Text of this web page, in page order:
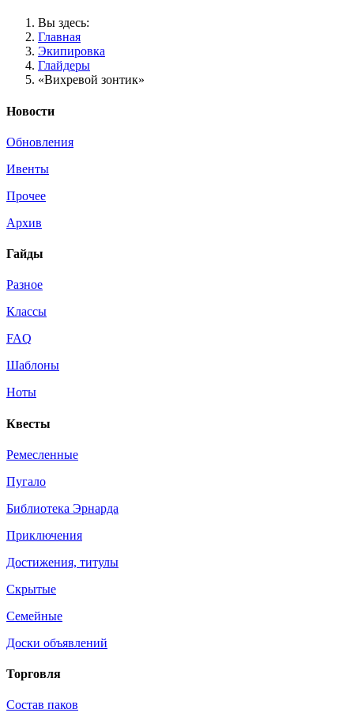
Вы здесь:
Главная
Экипировка
Глайдеры
«Вихревой зонтик»
Новости
Обновления
Ивенты
Прочее
Архив
Гайды
Разное
Классы
FAQ
Шаблоны
Ноты
Квесты
Ремесленные
Пугало
Библиотека Эрнарда
Приключения
Достижения, титулы
Скрытые
Семейные
Доски объявлений
Торговля
Состав паков